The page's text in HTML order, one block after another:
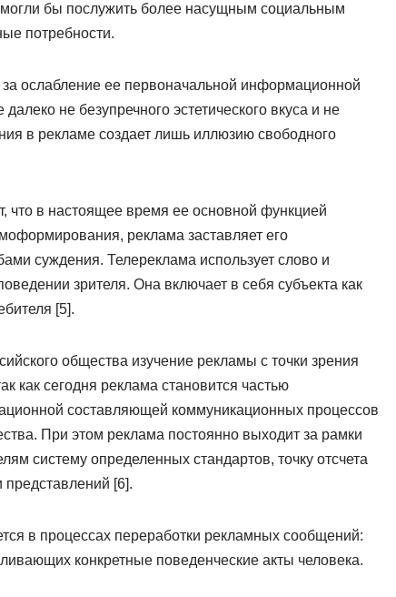
бы послужить более насущным социальным
потребности.
ослабление ее первоначальной информационной
не безупречного эстетического вкуса и не
в рекламе создает лишь иллюзию свободного
что в настоящее время ее основной функцией
реклама заставляет его
суждения. Телереклама использует слово и
зрителя. Она включает в себя субъекта как
[5].
общества изучение рекламы с точки зрения
как сегодня реклама становится частью
составляющей коммуникационных процессов
При этом реклама постоянно выходит за рамки
систему определенных стандартов, точку отсчета
[6].
в процессах переработки рекламных сообщений:
конкретные поведенческие акты человека.